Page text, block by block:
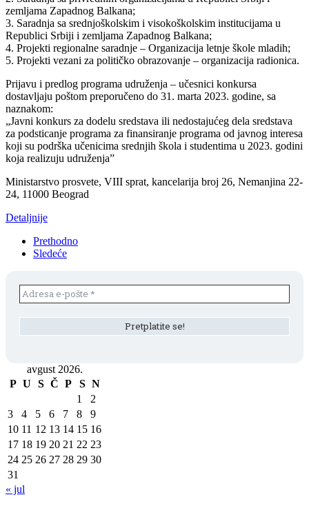
zemljama Zapadnog Balkana;
3. Saradnja sa srednjoškolskim i visokoškolskim institucijama u
Republici Srbiji i zemljama Zapadnog Balkana;
4. Projekti regionalne saradnje – Organizacija letnje škole mladih;
5. Projekti vezani za političko obrazovanje – organizacija radionica.
Prijavu i predlog programa udruženja – učesnici konkursa
dostavljaju poštom preporučeno do 31. marta 2023. godine, sa
naznakom:
„Javni konkurs za dodelu sredstava ili nedostajućeg dela sredstava
za podsticanje programa za finansiranje programa od javnog interesa
koji su podrška učenicima srednjih škola i studentima u 2023. godini
koja realizuju udruženja”
Ministarstvo prosvete, VIII sprat, kancelarija broj 26, Nemanjina 22-
24, 11000 Beograd
Detaljnije
Prethodno
Sledeće
avgust 2026.
P U S Č P S N
1
2
3
4 5 6 7 8
9
10 11 12 13 14 15 16
17 18 19 20 21 22 23
24 25 26 27 28 29 30
31
« jul